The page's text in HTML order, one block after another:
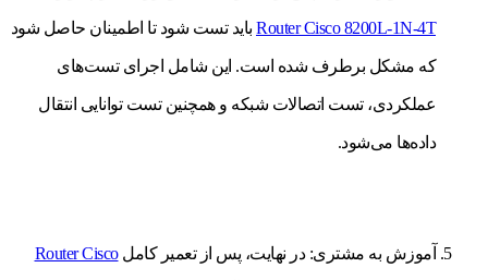
Router Cisco 8200L-1N-4T باید تست شود تا اطمینان حاصل شود
که مشکل برطرف شده است. این شامل اجرای تست‌های
عملکردی، تست اتصالات شبکه و همچنین تست توانایی انتقال
داده‌ها می‌شود.
آموزش به مشتری: در نهایت، پس از تعمیر کاملRouter Cisco